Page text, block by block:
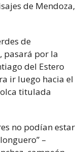
de Mendoza,
de
pasará por la
del Estero
ir luego hacia el
titulada
no podían estar
–